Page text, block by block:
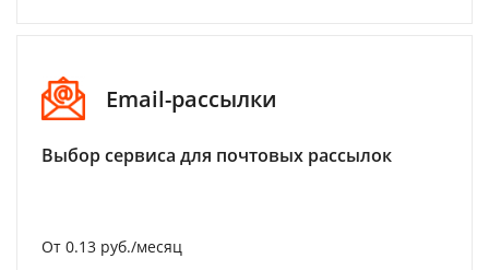
Email-рассылки
Выбор сервиса для почтовых рассылок
От 0.13 руб./месяц